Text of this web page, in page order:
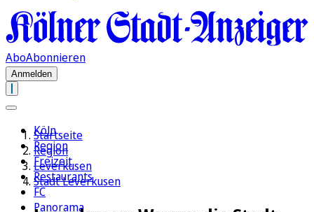
AboAbonnieren
Anmelden
Köln
Region
Freizeit
Restaurants
FC
Panorama
Startseite
Region
Leverkusen
Stadt Leverkusen